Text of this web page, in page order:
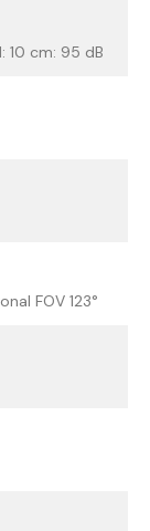
10 cm: 95 dB
FOV 123°